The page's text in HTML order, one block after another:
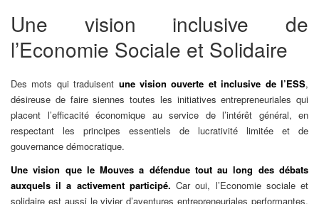
Une vision inclusive de
l’Economie Sociale et Solidaire
Des mots qui traduisent une vision ouverte et inclusive de l’ESS,
désireuse de faire siennes toutes les initiatives entrepreneuriales qui
placent l’efficacité économique au service de l’intérêt général, en
respectant les principes essentiels de lucrativité limitée et de
gouvernance démocratique.
Une vision que le Mouves a défendue tout au long des débats
auxquels il a activement participé. Car oui, l’Economie sociale et
solidaire est aussi le vivier d’aventures entrepreneuriales performantes,